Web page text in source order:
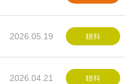
2026.05.19 眼科
2026.04.21 眼科